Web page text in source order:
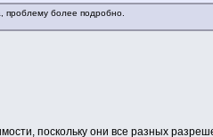
проблему более подробно.
поскольку они все разных